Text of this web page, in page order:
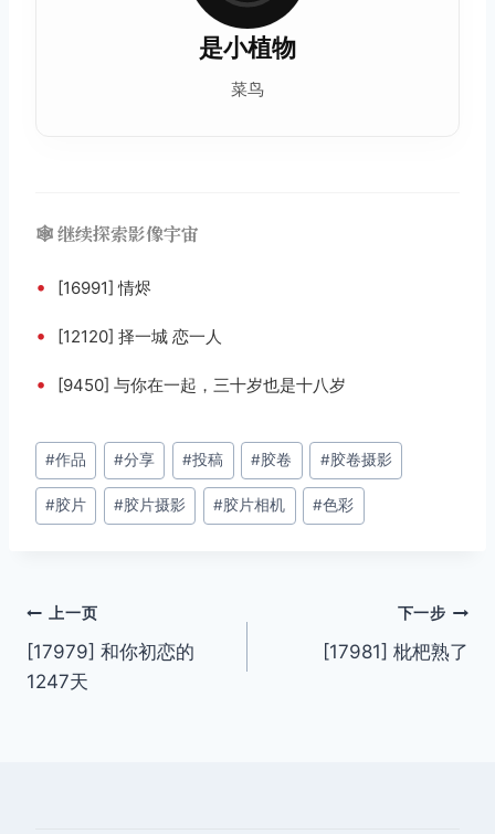
是小植物
菜鸟
🕸️ 继续探索影像宇宙
• [16991] 情烬
• [12120] 择一城 恋一人
• [9450] 与你在一起，三十岁也是十八岁
文
章
标
#作品 #分享 #投稿 #胶卷 #胶卷摄影
#胶片 #胶片摄影 #胶片相机 #色彩
文
章
上一页
[17979] 和你初恋的
1247天
下一步
[17981] 枇杷熟了